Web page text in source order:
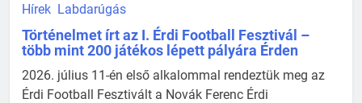
Hírek Labdarúgás
Történelmet írt az I. Érdi Football Fesztivál –
több mint 200 játékos lépett pályára Érden
2026. július 11-én első alkalommal rendeztük meg az
Érdi Football Fesztivált a Novák Ferenc Érdi